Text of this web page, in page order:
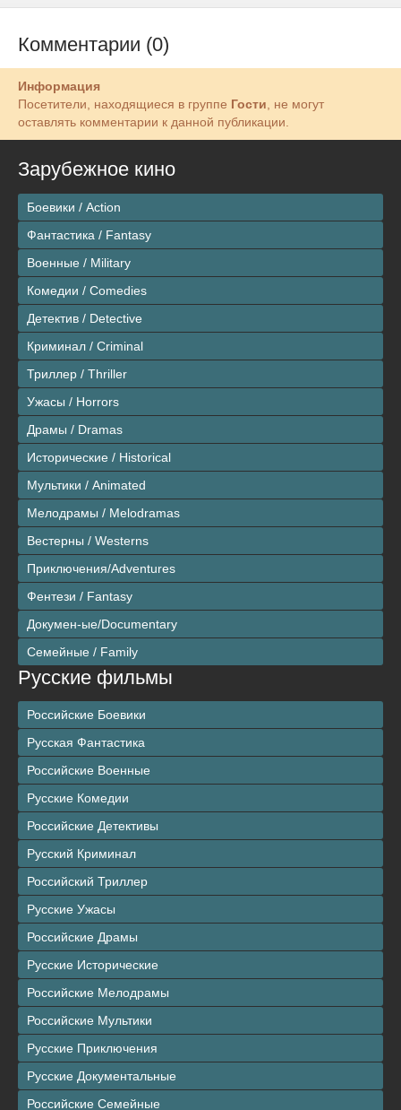
Комментарии (0)
Информация
Посетители, находящиеся в группе Гости, не могут
оставлять комментарии к данной публикации.
Зарубежное кино
Боевики / Action
Фантастика / Fantasy
Военные / Military
Комедии / Comedies
Детектив / Detective
Криминал / Criminal
Триллер / Thriller
Ужасы / Horrors
Драмы / Dramas
Исторические / Historical
Мультики / Animated
Мелодрамы / Melodramas
Вестерны / Westerns
Приключения/Adventures
Фентези / Fantasy
Докумен-ые/Documentary
Семейные / Family
Русские фильмы
Российские Боевики
Русская Фантастика
Российские Военные
Русские Комедии
Российские Детективы
Русский Криминал
Российский Триллер
Русские Ужасы
Российские Драмы
Русские Исторические
Российские Мелодрамы
Российские Мультики
Русские Приключения
Русские Документальные
Российские Семейные